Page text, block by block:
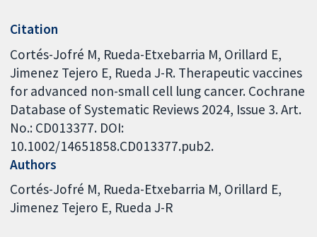
Citation
Cortés-Jofré M, Rueda-Etxebarria M, Orillard E,
Jimenez Tejero E, Rueda J-R. Therapeutic vaccines
for advanced non-small cell lung cancer. Cochrane
Database of Systematic Reviews 2024, Issue 3. Art.
No.: CD013377. DOI:
10.1002/14651858.CD013377.pub2.
Authors
Cortés-Jofré M Rueda-Etxebarria M Orillard E
Jimenez Tejero E Rueda J-R